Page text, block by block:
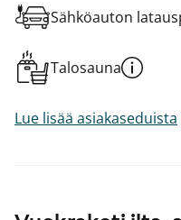
Sähköauton
Talosauna
Lue lisää asiakaseduista